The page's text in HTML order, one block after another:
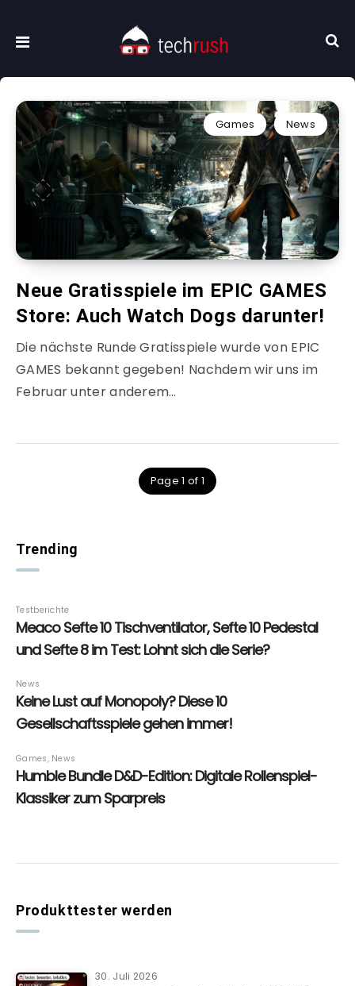
Games News
Neue Gratisspiele im EPIC GAMES
Store: Auch Watch Dogs darunter!
Die nächste Runde Gratisspiele wurde von EPIC
GAMES bekannt gegeben! Nachdem wir uns im
Februar unter anderem…
Page 1 of 1
Trending
Produkttester werden
30. Juli 2026